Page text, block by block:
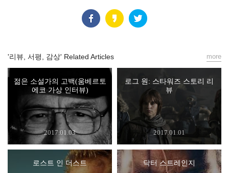
'리뷰, 서평, 감상' Related Articles
젊은 소설가의 고백(움베르토
에코 가상 인터뷰)
2017.01.03
로그 원: 스타워즈 스토리 리
뷰
2017.01.01
로스트 인 더스트 닥터 스트레인지
more